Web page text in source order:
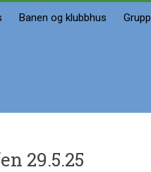
Banen og klubbhus
29.5.25